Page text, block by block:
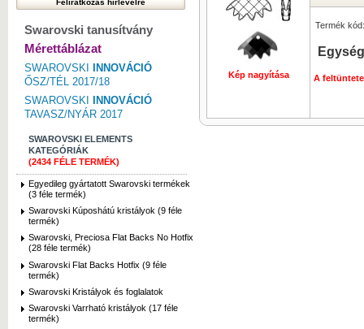
Swarovski tanusítvány
Mérettáblázat
SWAROVSKI
INNOVÁCIÓ
ŐSZ/TÉL 2017/18
SWAROVSKI
INNOVÁCIÓ
TAVASZ/NYÁR 2017
SWAROVSKI ELEMENTS
KATEGÓRIÁK
(2434 FÉLE TERMÉK)
Egyedileg gyártatott Swarovski termékek
(3 féle termék)
Swarovski Kúposhátú kristályok (9 féle
termék)
Swarovski, Preciosa Flat Backs No Hotfix
(28 féle termék)
Swarovski Flat Backs Hotfix (9 féle
termék)
Swarovski Kristályok és foglalatok
Swarovski Varrható kristályok (17 féle
termék)
Kép nagyítása
Termék kód:
A